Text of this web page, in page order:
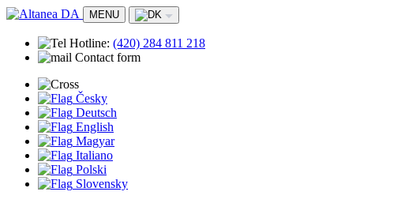
MENU
Hotline: (420) 284 811 218
Contact form
Česky
Deutsch
English
Magyar
Italiano
Polski
Slovensky